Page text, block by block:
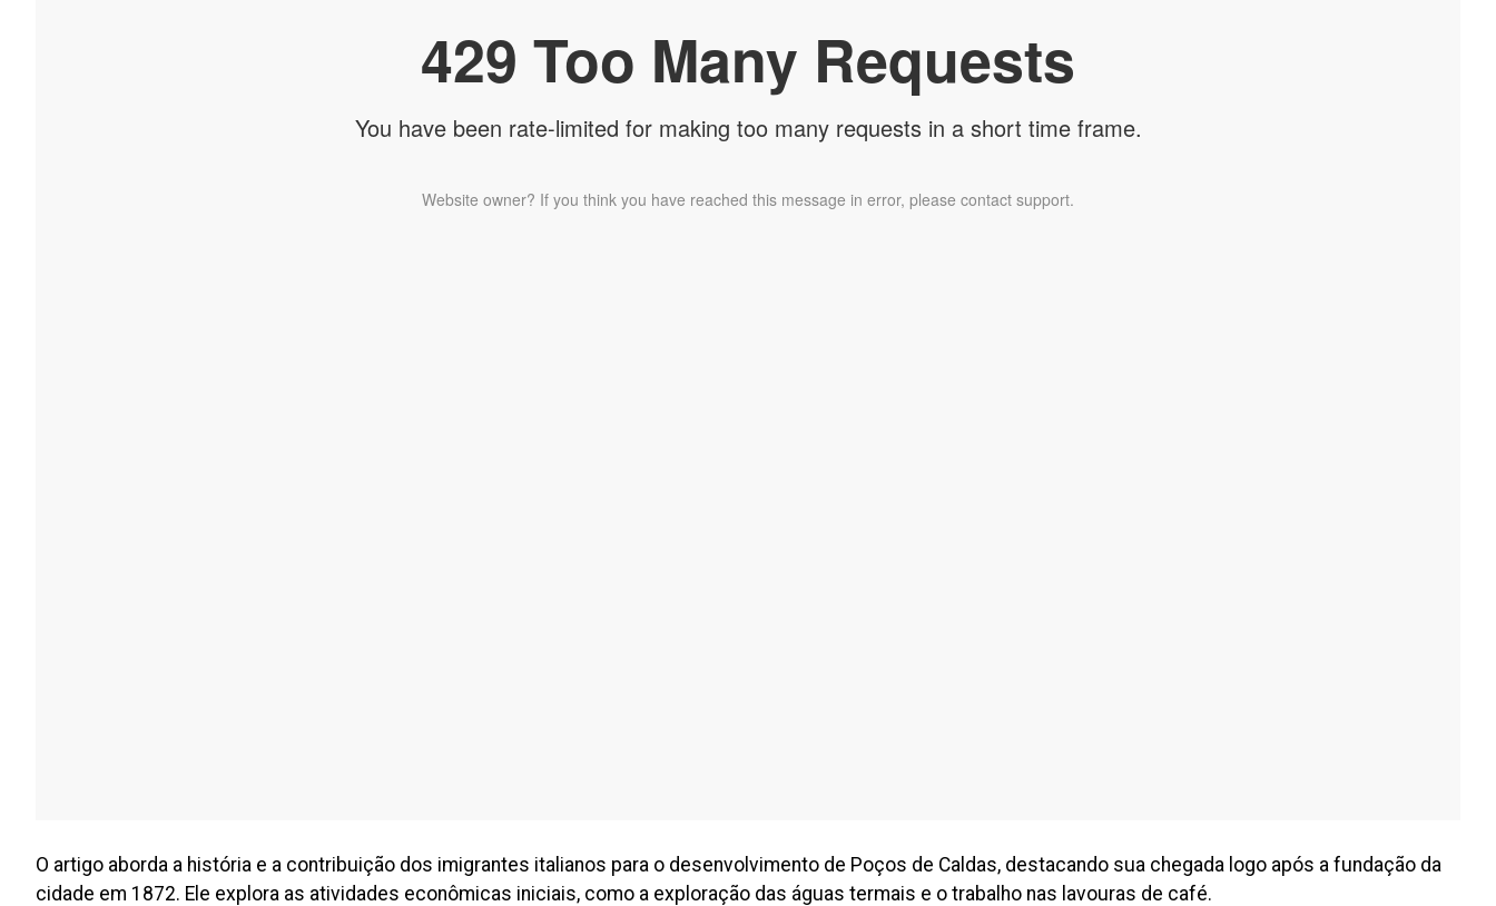
O artigo aborda a história e a contribuição dos imigrantes italianos para o desenvolvimento de Poços de Caldas, destacando sua chegada logo após a fundação da
cidade em 1872. Ele explora as atividades econômicas iniciais, como a exploração das águas termais e o trabalho nas lavouras de café.